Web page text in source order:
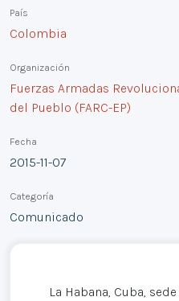
País
Colombia
Organización
Fuerzas Armadas
del Pueblo (FARC-EP)
Fecha
2015-11-07
Categoría
Comunicado
La Habana, Cuba,